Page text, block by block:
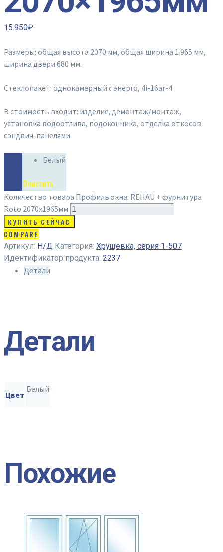
15.950₽
Размеры: общая высота 2070 мм, общая ширина 1 965 мм,
ширина двери 680 мм.
Стеклопакет: однокамерный с энерго, 4i-16ar-4
В стоимость входит: изделие, демонтаж/монтаж,
установка водоотлива, подоконника, отделка откосов
сэндвич-панелями.
Белый
Очистить
Количество товара Профиль окна: REHAU + фурнитура
Roto 2070x1965мм
КУПИТЬ СЕЙЧАС
COMPARE
Артикул: Н/Д Категория: Хрущевка, серия 1-507
Идентификатор продукта: 2237
Детали
Детали
Цвет
Белый
Похожие